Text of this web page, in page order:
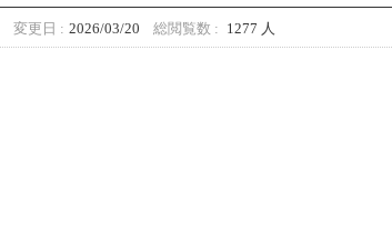
変更日 : 2026/03/20 総閲覧数 : 1277 人